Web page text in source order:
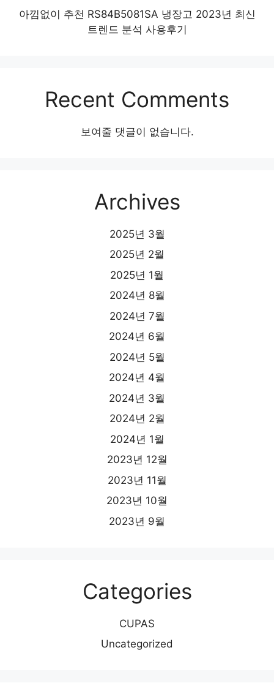
아낌없이 추천 RS84B5081SA 냉장고 2023년 최신
트렌드 분석 사용후기
Recent Comments
보여줄 댓글이 없습니다.
Archives
2025년 3월
2025년 2월
2025년 1월
2024년 8월
2024년 7월
2024년 6월
2024년 5월
2024년 4월
2024년 3월
2024년 2월
2024년 1월
2023년 12월
2023년 11월
2023년 10월
2023년 9월
Categories
CUPAS
Uncategorized